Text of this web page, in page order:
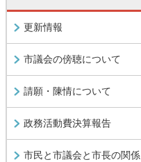
更新情報
市議会の傍聴について
請願・陳情について
政務活動費決算報告
市民と市議会と市長の関係